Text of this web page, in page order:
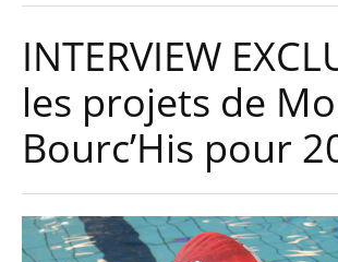
INTERVIEW
les projets de
Bourc’His pour